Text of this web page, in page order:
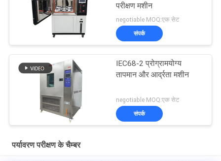
परीक्षण मशीन
negotiable MOQ:एक सेट
संपर्क
IEC68-2 प्रोग्रामयोग्य
तापमान और आर्द्रता मशीन
negotiable MOQ:एक सेट
संपर्क
पर्यावरण परीक्षण के चैम्बर